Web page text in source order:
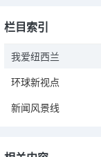
栏目索引
我爱纽西兰
环球新视点
新闻风景线